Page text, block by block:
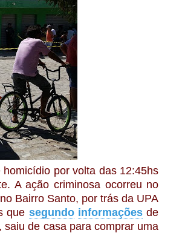
por volta das 12:45hs
A ação criminosa ocorreu no
Bairro Santo, por trás da UPA
que segundo informações de
de casa para comprar uma